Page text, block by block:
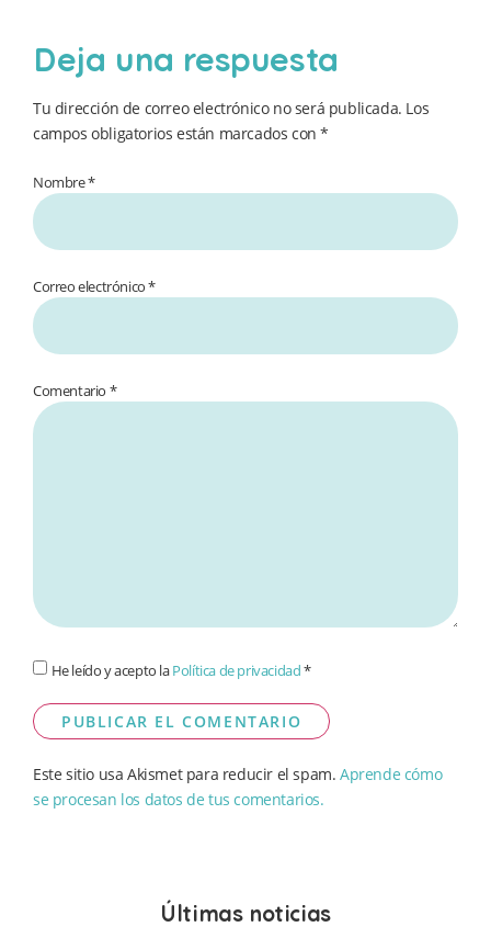
Deja una respuesta
Tu dirección de correo electrónico no será publicada. Los
campos obligatorios están marcados con*
Nombre *
Correo electrónico *
Comentario *
He leído y acepto laPolítica de privacidad*
Este sitio usa Akismet para reducir el spam.Aprende cómo
se procesan los datos de tus comentarios.
Últimas noticias